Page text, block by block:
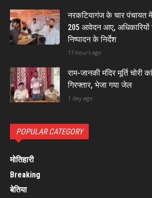
नरकटियागंज के चार पंचायत
205 आवेदन आए, अधिकारियों
निष्पादन के निर्देश
17 hours ago
राम-जानकी मंदिर मूर्ति चोरी
गिरफ्तार, भेजा गया जेल
1 day ago
POPULAR CATEGORY
मोतिहारी
Breaking
बेतिया